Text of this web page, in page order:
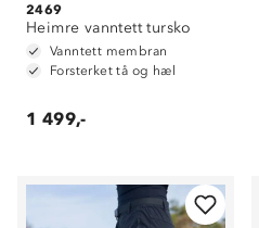
2469
Heimre vanntett tursko
Vanntett membran
Forsterket tå og hæl
1 499,-